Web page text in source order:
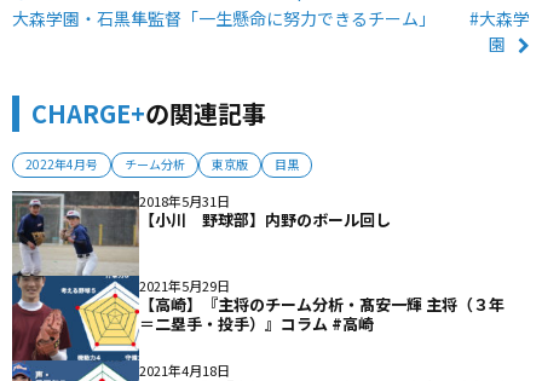
大森学園・石黒隼監督「一生懸命に努力できるチーム」 #大森学
園
CHARGE+の関連記事
2022年4月号 チーム分析 東京版 目黒
2018年5月31日
【小川 野球部】内野のボール回し
2021年5月29日
【高崎】『主将のチーム分析・髙安一輝 主将（３年
＝二塁手・投手）』コラム #高崎
2021年4月18日